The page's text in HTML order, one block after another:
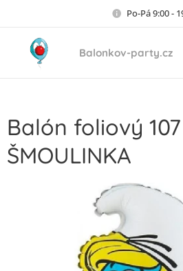
Po-Pá 9:00 -
Balonkov-party.cz
Balón foliový
ŠMOULINKA